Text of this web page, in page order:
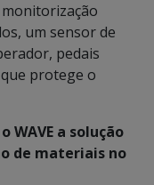
um sensor de
pedais
protege o
WAVE a solução
de materiais no